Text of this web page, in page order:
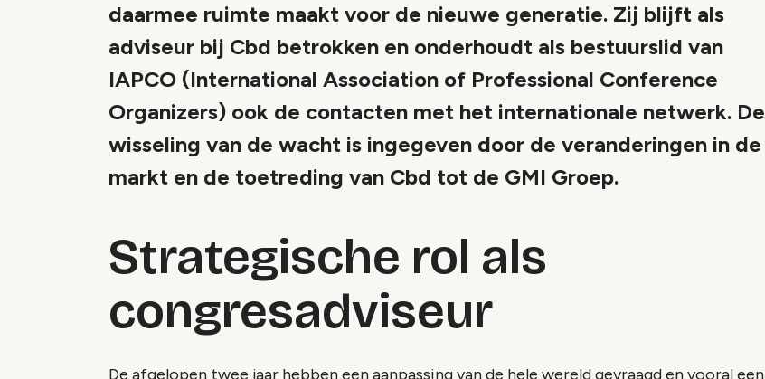
daarmee ruimte maakt voor de nieuwe generatie. Zij blijft als
adviseur bij Cbd betrokken en onderhoudt als bestuurslid van
IAPCO (International Association of Professional Conference
Organizers) ook de contacten met het internationale netwerk. De
wisseling van de wacht is ingegeven door de veranderingen in de
markt en de toetreding van Cbd tot de GMI Groep.
Strategische rol als
congresadviseur
De afgelopen twee jaar hebben een aanpassing van de hele wereld gevraagd en vooral een